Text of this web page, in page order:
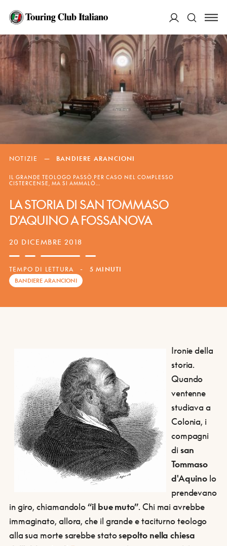
Cerca
NOTIZIE — BANDIERE ARANCIONI
IL GRANDE TEOLOGO PASSÒ PER CASO NEL COMPLESSO
CISTERCENSE, MA SI AMMALÒ...
LA STORIA DI SAN TOMMASO
D’AQUINO A FOSSANOVA
20 DICEMBRE 2018
TEMPO DI LETTURA - 5 MINUTI
BANDIERE ARANCIONI
Ironie della
storia.
Quando
ventenne
studiava a
Colonia, i
compagni
disan
Tommaso
d'Aquino lo
prendevano
in giro, chiamandolo“il bue muto”. Chi mai avrebbe
immaginato, allora, che il grande e taciturno teologo
alla sua morte sarebbe stato sepolto nella chiesa